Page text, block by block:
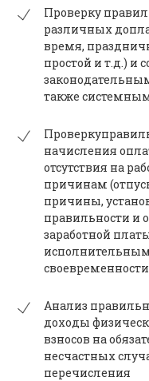
Проверку
различных
время,
простой и т.д.) и
также
начисления
отсутствия на
причинам
причины,
правильности и
заработной
Анализ
доходы
взносов на
несчастных
перечисления